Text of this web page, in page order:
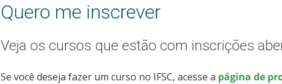
Quero me inscrever
Veja os cursos que estão com inscrições
Se você deseja fazer um curso no IFSC, acesse a página de